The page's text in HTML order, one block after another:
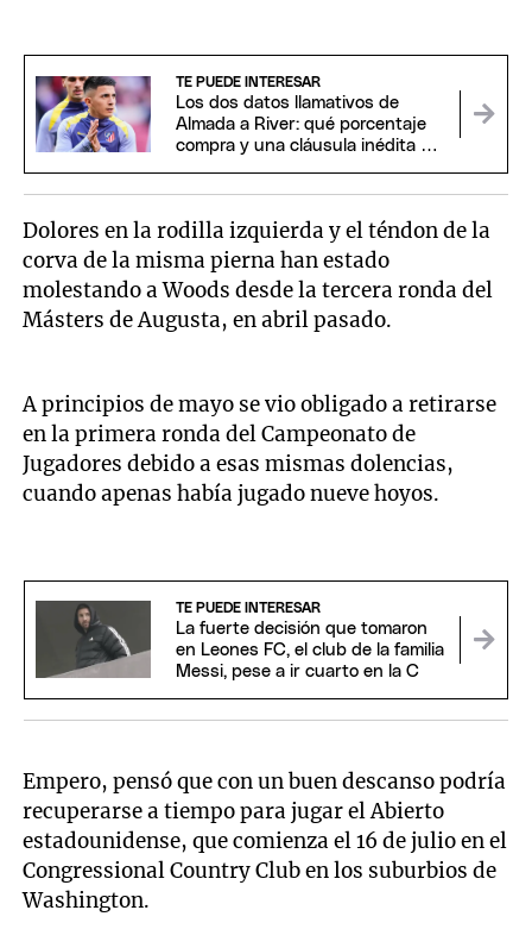
TE PUEDE INTERESAR
Los dos datos llamativos de
Almada a River: qué porcentaje
compra y una cláusula inédita del
Dolores en la rodilla izquierda y el téndon de la
corva de la misma pierna han estado
molestando a Woods desde la tercera ronda del
Másters de Augusta, en abril pasado.
A principios de mayo se vio obligado a retirarse
en la primera ronda del Campeonato de
Jugadores debido a esas mismas dolencias,
cuando apenas había jugado nueve hoyos.
TE PUEDE INTERESAR
La fuerte decisión que tomaron
en Leones FC, el club de la familia
Messi, pese a ir cuarto en la C
Empero, pensó que con un buen descanso podría
recuperarse a tiempo para jugar el Abierto
estadounidense, que comienza el 16 de julio en el
Congressional Country Club en los suburbios de
Washington.